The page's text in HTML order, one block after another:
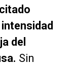
del
Sin